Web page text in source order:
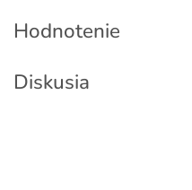
Hodnotenie
Diskusia